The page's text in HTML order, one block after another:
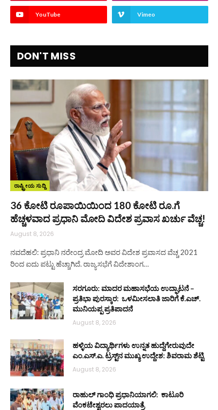
YouTube Vimeo
DON'T MISS
ರಾಷ್ಟ್ರೀಯ ಸುದ್ದಿ
36 ಕೋಟಿ ರೂಪಾಯಿಯಿಂದ 180 ಕೋಟಿ ರೂ.ಗೆ
ಹೆಚ್ಚಳವಾದ ಪ್ರಧಾನಿ ಮೋದಿ ವಿದೇಶ ಪ್ರವಾಸ ಖರ್ಚು ವೆಚ್ಚ!
August 8, 2026
ನವದೆಹಲಿ: ಪ್ರಧಾನಿ ನರೇಂದ್ರ ಮೋದಿ ಅವರ ವಿದೇಶ ಪ್ರವಾಸದ ವೆಚ್ಚ 2021
ರಿಂದ ಐದು ಪಟ್ಟು ಹೆಚ್ಚಾಗಿದೆ. ರಾಜ್ಯಸಭೆಗೆ ವಿದೇಶಾಂಗ…
ಸರಗೂರು: ಮಾದರ ಮಹಾಸಭೆಯ ಉದ್ಘಾಟನೆ –
ಪ್ರತಿಭಾ ಪುರಸ್ಕಾರ: ಒಳಮೀಸಲಾತಿ ಜಾರಿಗೆ ಕೆ.ಎಚ್.
ಮುನಿಯಪ್ಪ ಪ್ರತಿಪಾದನೆ
August 8, 2026
ಹಳ್ಳಿಯ ವಿದ್ಯಾರ್ಥಿಗಳು ಉನ್ನತ ಹುದ್ದೆಗೇರುವುದೇ
ಎಂ.ಎಸ್.ಎ. ಟ್ರಸ್ಟ್‌ನ ಮುಖ್ಯ ಉದ್ದೇಶ: ಶಿವರಾಮ ಶೆಟ್ಟಿ
August 8, 2026
ರಾಹುಲ್ ಗಾಂಧಿ ಪ್ರಧಾನಿಯಾಗಲಿ: ಕಾಟೂರಿ
ವೆಂಕಟೇಶ್ವರಲು ಪಾದಯಾತ್ರೆ